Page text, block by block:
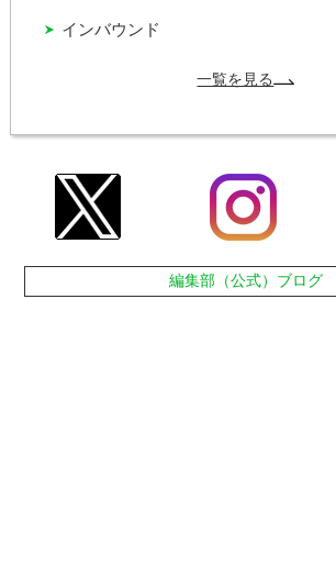
インバウンド
一覧を見る
編集部（公式）ブログ